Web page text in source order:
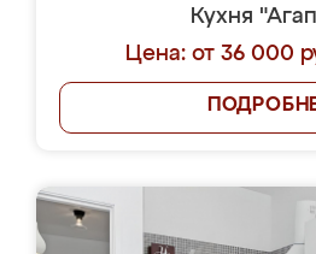
Кухня
Цена: от 36 000